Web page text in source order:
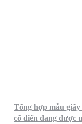
Tổng hợp mẫu
cổ điển đang được